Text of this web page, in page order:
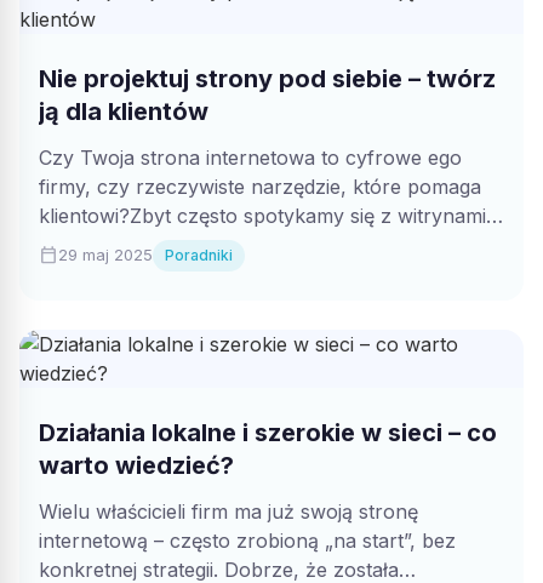
Nie projektuj strony pod siebie – twórz
ją dla klientów
Czy Twoja strona internetowa to cyfrowe ego
firmy, czy rzeczywiste narzędzie, które pomaga
klientowi?Zbyt często spotykamy się z witrynami,
które...
calendar_today29 maj 2025 Poradniki
Działania lokalne i szerokie w sieci – co
warto wiedzieć?
Wielu właścicieli firm ma już swoją stronę
internetową – często zrobioną „na start”, bez
konkretnej strategii. Dobrze, że została